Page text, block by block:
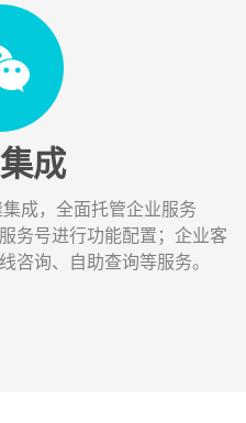
成
成，全面托管企业服务
务号进行功能配置；企业客
咨询、自助查询等服务。